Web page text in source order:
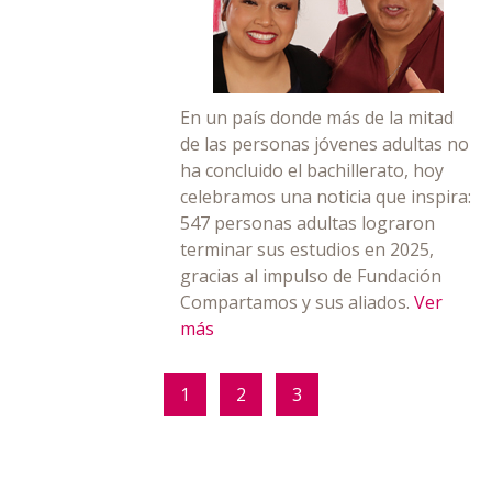
En un país donde más de la mitad
de las personas jóvenes adultas no
ha concluido el bachillerato, hoy
celebramos una noticia que inspira:
547 personas adultas lograron
terminar sus estudios en 2025,
gracias al impulso de Fundación
Compartamos y sus aliados.Ver
más
1 2 3